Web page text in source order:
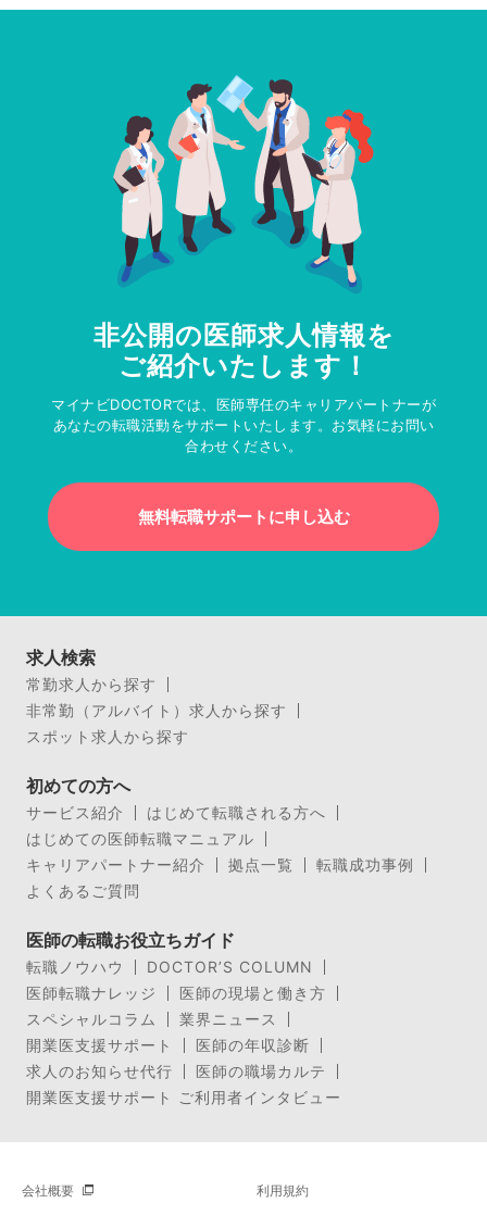
非公開の医師求人情報を
ご紹介いたします！
マイナビDOCTORでは、医師専任のキャリアパートナーが
あなたの転職活動をサポートいたします。お気軽にお問い
合わせください。
無料転職サポートに申し込む
求人検索
常勤求人から探す
非常勤（アルバイト）求人から探す
スポット求人から探す
初めての方へ
サービス紹介
はじめて転職される方へ
はじめての医師転職マニュアル
キャリアパートナー紹介
拠点一覧
転職成功事例
よくあるご質問
医師の転職お役立ちガイド
転職ノウハウ
DOCTOR’S COLUMN
医師転職ナレッジ
医師の現場と働き方
スペシャルコラム
業界ニュース
開業医支援サポート
医師の年収診断
求人のお知らせ代行
医師の職場カルテ
開業医支援サポート ご利用者インタビュー
会社概要 利用規約